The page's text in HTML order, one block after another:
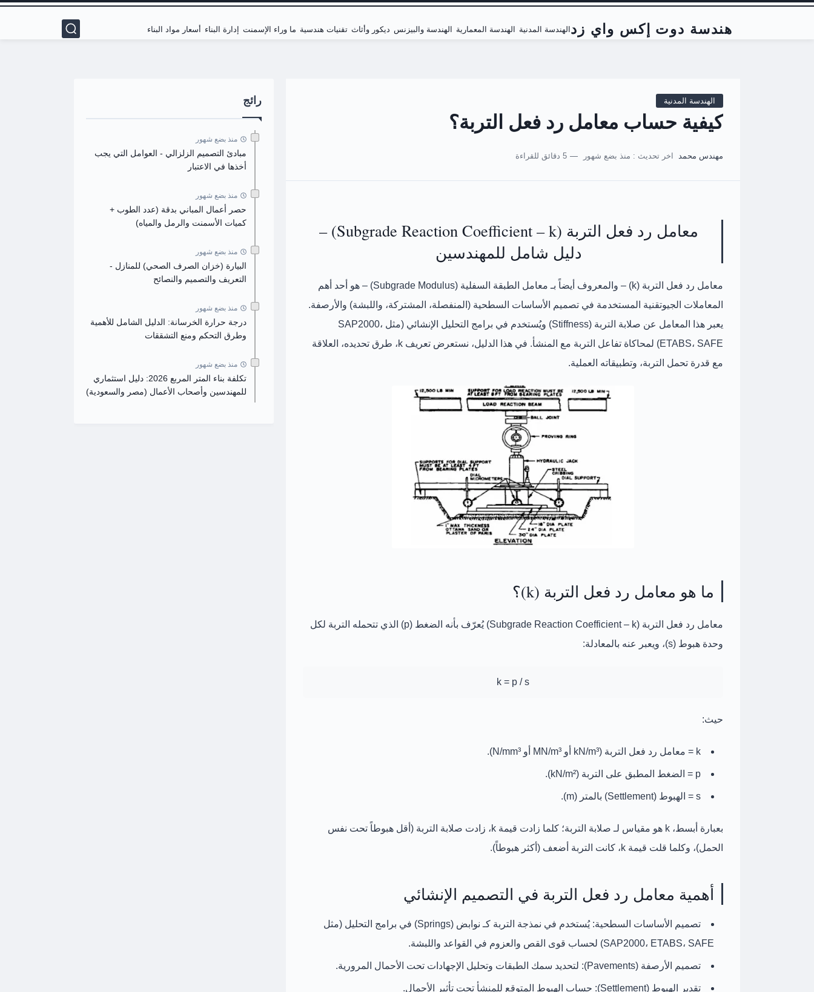
هندسة دوت إكس واي زد الهندسة المدنية الهندسة المعمارية الهندسة والبيزنس ديكور وأثاث تقنيات هندسية ما وراء الإسمنت إدارة البناء أسعار مواد البناء
الهندسة المدنية
كيفية حساب معامل رد فعل التربة؟
مهندس محمد اخر تحديث : منذ بضع شهور 5 دقائق للقراءة
معامل رد فعل التربة (Subgrade Reaction Coefficient – k) –
دليل شامل للمهندسين
معامل رد فعل التربة (k) – والمعروف أيضاً بـ معامل الطبقة السفلية (Subgrade Modulus)
– هو أحد أهم
المعاملات الجيوتقنية المستخدمة في تصميم الأساسات السطحية (المنفصلة، المشتركة، واللبشة) والأرصفة.
يعبر هذا المعامل عن صلابة التربة
(Stiffness) ويُستخدم في برامج التحليل الإنشائي (مثل SAP2000،
ETABS، SAFE) لمحاكاة تفاعل التربة مع المنشأ. في هذا الدليل، نستعرض
تعريف k، طرق تحديده، العلاقة
مع قدرة تحمل التربة، وتطبيقاته العملية.
ما هو معامل رد فعل التربة (k)؟
معامل رد فعل التربة (Subgrade Reaction Coefficient – k) يُعرّف بأنه الضغط (p)
الذي تتحمله التربة لكل
وحدة هبوط (s) ، ويعبر عنه بالمعادلة:
k = p / s
حيث:
k = معامل رد فعل التربة (kN/m³ أو MN/m³ أو N/mm³).
p = الضغط المطبق على التربة (kN/m²).
s = الهبوط (Settlement) بالمتر (m).
بعبارة أبسط، k هو مقياس لـ صلابة التربة
؛ كلما زادت قيمة k، زادت صلابة التربة (أقل هبوطاً تحت نفس
الحمل)، وكلما قلت قيمة k، كانت التربة أضعف (أكثر هبوطاً).
أهمية معامل رد فعل التربة في التصميم الإنشائي
تصميم الأساسات السطحية: يُستخدم في نمذجة التربة كـ نوابض (Springs)
في برامج التحليل (مثل
SAP2000، ETABS، SAFE) لحساب قوى القص والعزوم في القواعد واللبشة.
تصميم الأرصفة (Pavements): لتحديد سمك الطبقات وتحليل الإجهادات تحت الأحمال المرورية.
تقدير الهبوط (Settlement): حساب الهبوط المتوقع للمنشأ تحت تأثير الأحمال.
رائج
منذ بضع شهور
مبادئ التصميم الزلزالي - العوامل التي يجب
أخذها في الاعتبار
منذ بضع شهور
حصر أعمال المباني بدقة (عدد الطوب +
كميات الأسمنت والرمل والمياه)
منذ بضع شهور
البيارة (خزان الصرف الصحي) للمنازل -
التعريف والتصميم والنصائح
منذ بضع شهور
درجة حرارة الخرسانة: الدليل الشامل للأهمية
وطرق التحكم ومنع التشققات
منذ بضع شهور
تكلفة بناء المتر المربع 2026: دليل استثماري
للمهندسين وأصحاب الأعمال (مصر والسعودية)